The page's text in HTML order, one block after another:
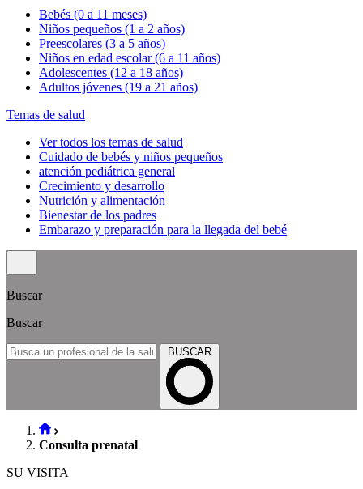
Bebés (0 a 11 meses)
Niños pequeños (1 a 2 años)
Preescolares (3 a 5 años)
Niños en edad escolar (6 a 11 años)
Adolescentes (12 a 18 años)
Adultos jóvenes (19 a 21 años)
Temas de salud
Ver todos los temas de salud
Cuidado de bebés y niños pequeños
atención pediátrica general
Crecimiento y desarrollo
Nutrición y alimentación
Bienestar de los padres
Embarazo y preparación para la llegada del bebé
Buscar
Buscar
BUSCAR
Consulta prenatal
SU VISITA